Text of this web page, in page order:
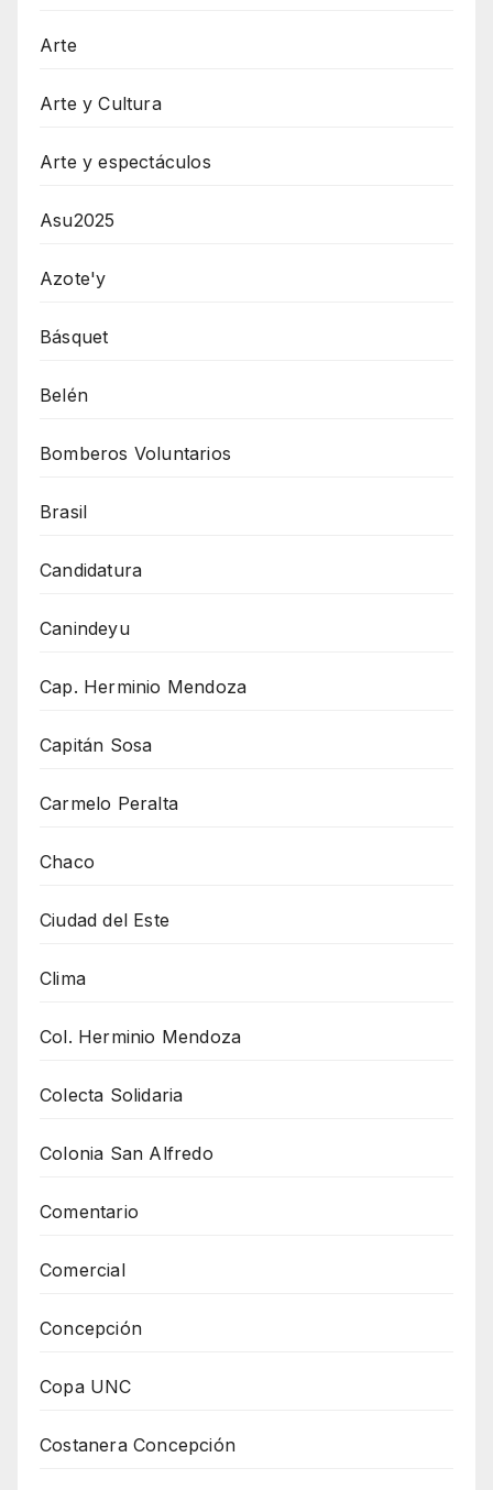
Arte
Arte y Cultura
Arte y espectáculos
Asu2025
Azote'y
Básquet
Belén
Bomberos Voluntarios
Brasil
Candidatura
Canindeyu
Cap. Herminio Mendoza
Capitán Sosa
Carmelo Peralta
Chaco
Ciudad del Este
Clima
Col. Herminio Mendoza
Colecta Solidaria
Colonia San Alfredo
Comentario
Comercial
Concepción
Copa UNC
Costanera Concepción